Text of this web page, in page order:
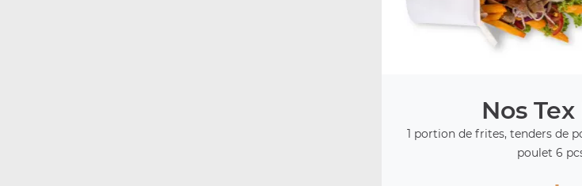
Nos
1 portion de frites, tenders de
poulet 6